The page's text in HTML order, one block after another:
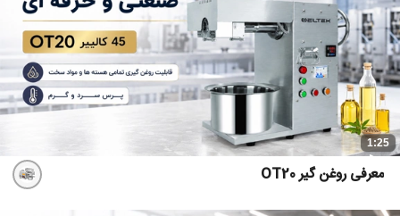
1:25
معرفی روغن گیر OT20